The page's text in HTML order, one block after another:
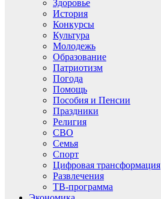
Здоровье
История
Конкурсы
Культура
Молодежь
Образование
Патриотизм
Погода
Помощь
Пособия и Пенсии
Праздники
Религия
СВО
Семья
Спорт
Цифровая трансформация
Развлечения
ТВ-программа